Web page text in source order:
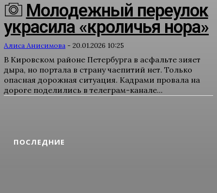
ПОСЛЕДНИЕ
Молодежный переулок
украсила «кроличья нора»
Алиса Анисимова - 20.01.2026 10:25
В Кировском районе Петербурга в асфальте зияет
дыра, но портала в страну чаепитий нет. Только
опасная дорожная ситуация. Кадрами провала на
дороге поделились в телеграм-канале...